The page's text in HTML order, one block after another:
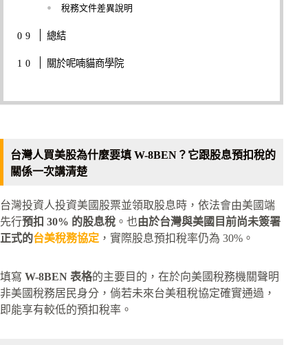
稅務文件差異說明
總結
關於呢喃貓商學院
台灣人買美股為什麼要填 W-8BEN？它跟股息預扣稅的
關係一次講清楚
台灣投資人投資美國股票並領取股息時，依法會由美國端
先行預扣 30% 的股息稅 。也由於台灣與美國目前尚未簽署
正式的台美稅務協定 ，實際股息預扣稅率仍為 30%。
填寫 W-8BEN 表格的主要目的，在於向美國稅務機關聲明
非美國稅務居民身分，倘若未來台美租稅協定確實通過，
即能享有較低的預扣稅率。